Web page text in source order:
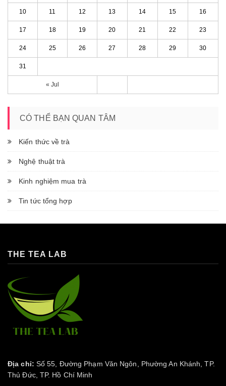
« Jul
10 11 12 13 14 15 16
17 18 19 20 21 22 23
24 25 26 27 28 29 30
31
CÓ THỂ BẠN QUAN TÂM
Kiến thức về trà
Nghệ thuật trà
Kinh nghiệm mua trà
Tin tức tổng hợp
THE TEA LAB
Địa chỉ: Số 55, Đường Phạm Văn Ngôn, Phường An Khánh, TP.
Thủ Đức, TP. Hồ Chí Minh